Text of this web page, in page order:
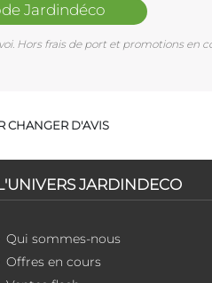
Jardindéco
Hors frais de port et promotions en
CHANGER D'AVIS
JARDINDECO
Qui sommes-nous
Offres en cours